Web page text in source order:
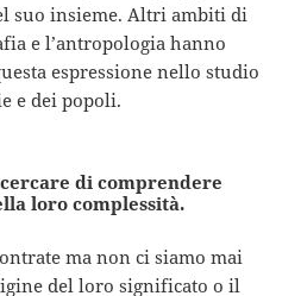
suo insieme. Altri ambiti di
e l’antropologia hanno
espressione nello studio
e dei popoli.
di comprendere
loro complessità.
ma non ci siamo mai
del loro significato o il